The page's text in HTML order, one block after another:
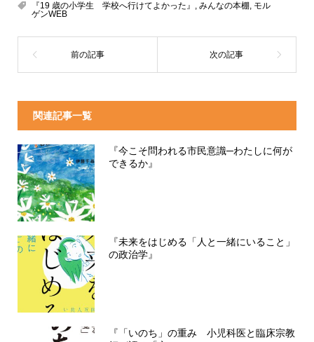
『19 歳の小学生 学校へ行けてよかった』 , みんなの本棚, モル
ゲンWEB
関連記事一覧
『今こそ問われる市民意識─わたしに何が
できるか』
『未来をはじめる「人と一緒にいること」
の政治学』
『「いのち」の重み 小児科医と臨床宗教